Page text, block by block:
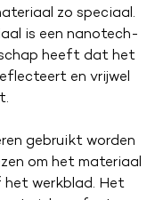
zo speciaal.
is een nanotech-
heeft dat het
en vrijwel
gebruikt worden
om het materiaal
het werkblad. Het